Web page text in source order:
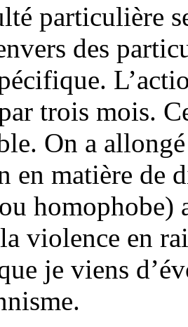
particulière
des
trois mois.
On a
en matière de
violence en
je viens